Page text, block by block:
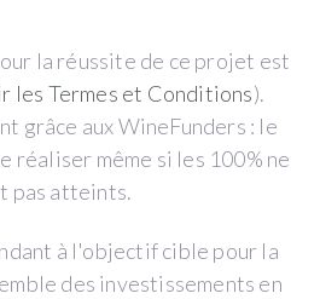
la réussite de ce projet est
les Termes et Conditions).
grâce aux WineFunders : le
réaliser même si les 100% ne
pas atteints.
à l'objectif cible pour la
des investissements en